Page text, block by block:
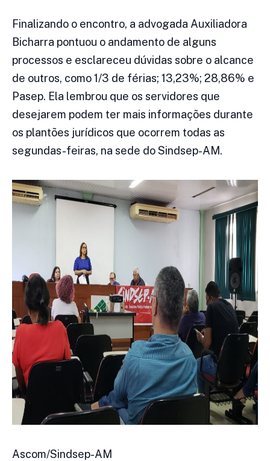
Finalizando o encontro, a advogada Auxiliadora
Bicharra pontuou o andamento de alguns
processos e esclareceu dúvidas sobre o alcance
de outros, como 1/3 de férias; 13,23%; 28,86% e
Pasep. Ela lembrou que os servidores que
desejarem podem ter mais informações durante
os plantões jurídicos que ocorrem todas as
segundas-feiras, na sede do Sindsep-AM.
Ascom/Sindsep-AM